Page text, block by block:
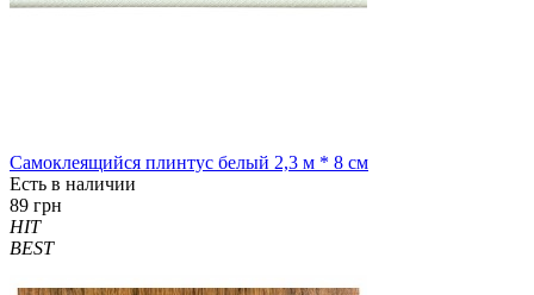
Самоклеящийся плинтус белый 2,3 м * 8 см
Есть в наличии
89 грн
HIT
BEST